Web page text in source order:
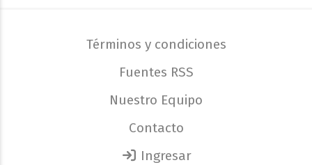
Términos y condiciones
Fuentes RSS
Nuestro Equipo
Contacto
Ingresar